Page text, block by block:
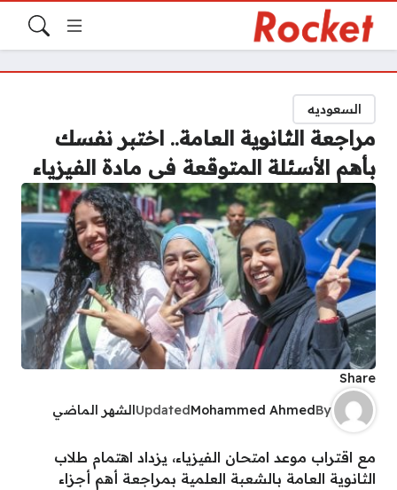
السعوديه
مراجعة الثانوية العامة.. اختبر نفسك
بأهم الأسئلة المتوقعة فى مادة الفيزياء
Share
By
Mohammed Ahmed
Updatedالشهر الماضي
مع اقتراب موعد امتحان الفيزياء، يزداد اهتمام طلاب
الثانوية العامة بالشعبة العلمية بمراجعة أهم أجزاء